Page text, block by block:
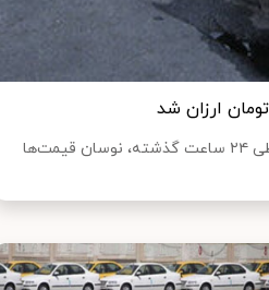
خبرآنلاین نوشت: همزمان با انتشار اخبار خوش برجامی طی ۲۴ ساعت گذشته، نوسان قیمت‌ها